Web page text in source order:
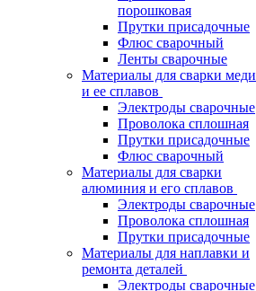
порошковая
Прутки присадочные
Флюс сварочный
Ленты сварочные
Материалы для сварки меди
и ее сплавов
Электроды сварочные
Проволока сплошная
Прутки присадочные
Флюс сварочный
Материалы для сварки
алюминия и его сплавов
Электроды сварочные
Проволока сплошная
Прутки присадочные
Материалы для наплавки и
ремонта деталей
Электроды сварочные